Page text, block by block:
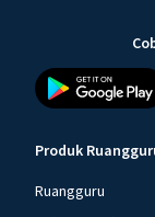
Produk
Ruangguru